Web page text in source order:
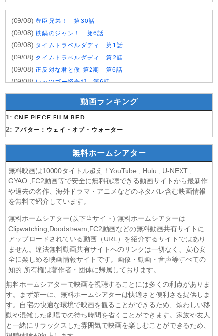
(09/08) 豊臣兄弟！ 第30話
(09/08)鉄鍋のジャン！ 第6話
(09/08) タイムトラベルダディ 第1話
(09/08) タイムトラベルダディ 第2話
(09/08)正反対な君と僕 第2期 第6話
(09/08)レッツゴー怪奇組 第6話
(09/08)名探偵プリキュア！ 第28話
仮面ライダーゼッツ 第47話
(09/08)DIGIMON BEATBREAK 第42話
(09/08)角醒ハンター オメガホーン 第3話
おねがいアイプリ 第19話
MAO 第19話
(09/08)才女のお世話 高嶺の花だらけな名門校で、学院一のお嬢様
(生活能力皆無)を陰ながらお世話することになりました 第6話
(09/08)魔法少女リリカルなのは EXCEEDS Gun Blaze
Vengeance 第6話
愛してきます 第6話
(09/08) 花織さんは転生しても喧嘩がしたい 第5話
(08/08) 株式会社マジルミエ 第2期 第6話
(08/08) 鬼の花嫁 第6話
(08/08)ミッドナイト屋台2〜ル・モンドゥ〜 第6話
(08/08)天幕のジャードゥーガル 第7話
(08/08)黄泉のツガイ 第18話
(08/08)グロウアップショウ～ひまわりのサーカス団～ 第6話
(08/08)夏色の雲が恋と嵐をまきおこす 第5話
(08/08)岩元先輩ノ推薦 第6話
動画ランキング
1: ONE PIECE FILM RED
2: アバター：ウェイ・オブ・ウォーター
無料ホームシアター
無料映画は10000タイトル超え！YouTube , Hulu , U-NEXT ,
GYAO ,FC2動画等で安全に無料視聴できる動画サイトから最新作
や過去の名作、海外ドラマ・アニメなどのネタバレ含む映画情報
を無料で紹介しています。
無料ホームシアター(以下当サイト) 無料ホームシアターは
Clipwatching,Doodstream,FC2動画などの無料動画共有サイトに
アップロードされている動画（URL）を紹介するサイトではあり
ません。違法無料動画共有サイトへのリンクは一切なく、安心安
全に楽しめる映画情報サイトです。画像・動画・音声等すべての
知的 所有権は著作者・団体に帰属しております。
無料ホームシアターで映画を視聴することには多くの利点がありま
す。まず第一に、無料ホームシアターは快適さと便利さを提供しま
す。自宅の快適な環境で映画を観ることができるため、煩わしい移
動や混雑した劇場での待ち時間を省くことができます。家族や友人
と一緒にリラックスした雰囲気で映画を楽しむことができるため、